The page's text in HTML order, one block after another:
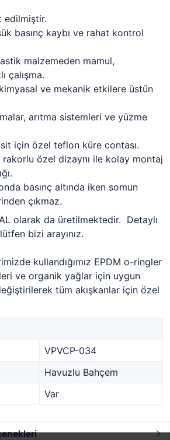
edilmiştir.
basınç kaybı ve rahat kontrol
malzemeden mamul,
çalışma.
ve mekanik etkilere üstün
arıtma sistemleri ve yüzme
için özel teflon küre contası.
rakorlu özel dizaynı ile kolay montaj
basınç altında iken somun
çıkmaz.
olarak da üretilmektedir. Detaylı
bizi arayınız.
kullandığımız EPDM o-ringler
ve organik yağlar için uygun
tüm akışkanlar için özel
VPVCP-034
Havuzlu Bahçem
Var